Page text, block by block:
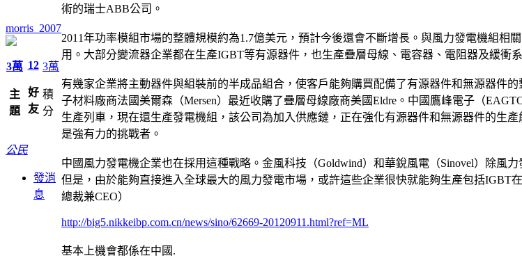
morris_2007
3萬
主
題
12
好
友
3萬
積
分
公民
發消
息
術的瑞士ABB公司。
2011年功率模組市場的整體規模約為1.7億美元，預計今後還會不斷增長。與風力發電機組
用。大部分變流器企業都在生產IGBT等有源器件，也生產疊層母線、電容器、電阻器及緩衝系
有幾家企業將主動器件與組裝前的半成品組合，使客戶能夠購買配備了有源器件和無源器件
子材料廠商法國美爾森（Mersen）最近收購了疊層母線廠商美國Eldre。中國鷹峰電子（
生產列車，現在還生產發電機組，該公司為加入供應鏈，正在強化有源器件和無源器件的生
是強有力的挑戰者。
中國風力發電機企業也在採用這種戰略。金風科技（Goldwind）和華銳風電（Sinovel）除風
但是，由於能夠直接進入全球最大的風力發電市場，或許這些企業很快就能夠生產包括IGBT在
總裁兼CEO）
http://big5.nikkeibp.com.cn/news/sino/62669-20120911.html?ref=ML
基本上機會都係在中國.